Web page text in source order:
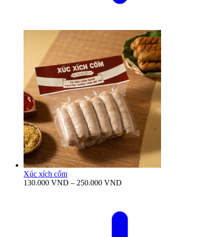
Xúc xích cốm
130.000 VND – 250.000 VND
đến